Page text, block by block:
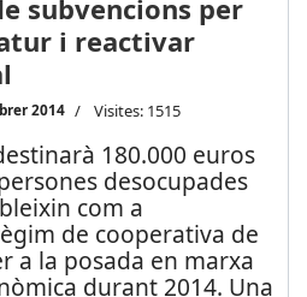
subvencions per
i reactivar
2014 Visites: 1515
180.000 euros
desocupades
com a
de cooperativa de
a la posada en marxa
durant 2014. Una